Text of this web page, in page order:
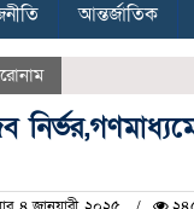
আন্তর্জাতিক